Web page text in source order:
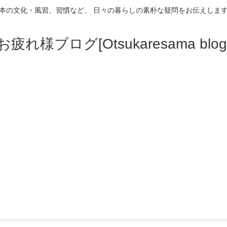
の文化・風習、習慣など、 日々の暮らしの素朴な疑問をお伝えしま
疲れ様ブログ[Otsukaresama